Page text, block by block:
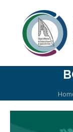
You